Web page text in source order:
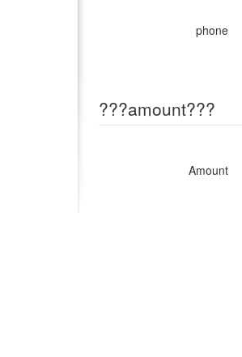
phone
???amount???
Amount